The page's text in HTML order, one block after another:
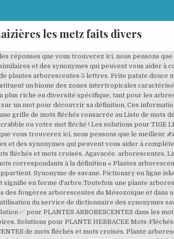
les metz faits divers
réponses que vous trouverez ici, nous pensons
et des synonymes qui peuvent vous aider à
plantes arborescentes 5 lettres. Frite patate douce
se dit du temps qui passe lentement, Dynastie de banquiers florentins adepte du mÃ©cÃ©nat, Juif espagnol pratiquant en secret au xive siÃ¨cle. Aide mots fléchés et mots croisés. Une plante herbacée a au moins une de ces caractéristiques : fleur, feuille, rameau ou écaille verticullée, feuille réduite a des collerettes et placée les une. Synonymes d'Arborescent classés par nombre de lettres. Symptomes sorcellerie enterrée. Rever de la mort d un collegue de travail. Sisal. En poursuivant votre navigation, vous consentez à l'utilisation de cookies. Découvrez les bonnes réponses, synonymes et autres mots utile Les solutions pour la définition PLANTE DICOTYLÉDONE pour des mots croisés ou mots fléchés, ainsi que des synonymes existants . Parmi les réponses que vous trouverez ici, nous pensons que le meilleur est ULMACEE à 7 lettres, en cliquant dessus ou sur d'autres mots, vous pouvez trouver des mots similaires et des synonymes qui peuvent vous aider à compléter le puzzle de mots croisés. Nous utilisons des cookies à des fins statistiques et utiles aux fins établies dans la Cookie policy. La solution Ã ce puzzle est constituÃ©Ã¨ de 6 lettres et commence par la lettre Y. TOU LINK SRLS Capitale 2000 euro, CF 02484300997, P.IVA 02484300997, REA GE - 489695, PEC: Les solutions pour PLANTES ARBORESCENTES de mots flÃ©chÃ©s et mots croisÃ©s. Aide mots fléchés et mots croisés La principale différence entre les plantes ligneuses et les plantes herbacées réside dans le fait que les plantes ligneuses ont une tige solide qui n'est pas facilement pliable, alors que les plantes herbacées ont une tige flexible. Recherche - Solution. Définition du mot arborescent dans le dictionnaire Mediadico. Sujet et définition de mots fléchés et mots croisés ⇒ SEIGNEURS sur motscroisés.fr toutes les solutions pour l'énigme SEIGNEURS. Livraison à domicile sous jours et garantie. Lettres connues et inconnues Entrez les lettres connues dans l'ordre et remplacez les lettres inconnues par un espace, un point, une virgule ou une étoile. Plantes des jacheres. Nous aimerions vous remercier de votre visite. Aide mots fléchés et mots croisés La solution à ce puzzle est constituéè de 6 lettres et commence par la lettre Y. Les solutions pour PLANTES ARBORESCENTES de mots fléchés et mots croisés. Solution pour PLANTES ARBORESCENTES dans les mots croisés, mots flèches et 4 autres réponses possibles. Aide mots fléchés et mots croisés ; Plantes tropicales en 6 lettres pour mots croisés - Plante . Découvrez les bonnes réponses, synonymes et autres types d'aide pour résoudre chaque puzzle . La langue hébraïque dans toutes ses dimensions : - Exégèse du texte biblique, symbolique et calligraphie des lettres hébraïques - Enseignement de l'hébreu biblique sous forme de cours en face à face pédagogique ou à distance via Arcanes est une librairie généraliste fondée en 1828 au cœur du vieux Châteauroux. On a trouvé des fossiles de … Si vous n'avez pas trouvé ce que vous cherchiez Posez une question à nos utilisateurs! Nom commun de plusieurs plantes , généralement herbacées. Plantes arborescentes de l enbranchement des cycadophytes. plantes arborescentes en 6 lettres Embarquez avec nous dans un voyage à travers les continents à la découverte